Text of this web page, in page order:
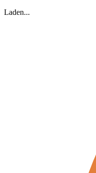
Laden...